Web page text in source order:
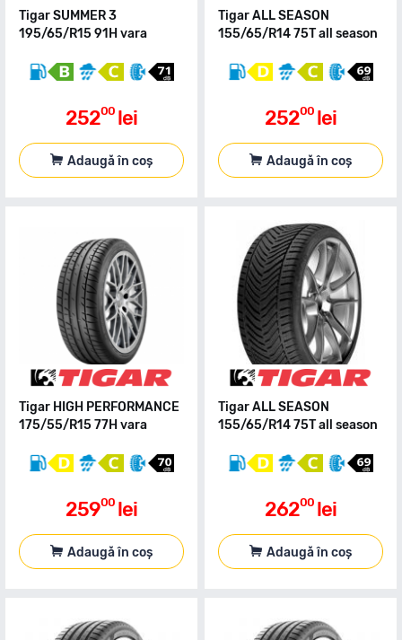
Tigar SUMMER 3
195/65/R15 91H vara
25200 lei
Adaugă în coș
Tigar ALL SEASON
155/65/R14 75T all season
25200 lei
Adaugă în coș
Tigar HIGH PERFORMANCE
175/55/R15 77H vara
25900 lei
Adaugă în coș
Tigar ALL SEASON
155/65/R14 75T all season
26200 lei
Adaugă în coș